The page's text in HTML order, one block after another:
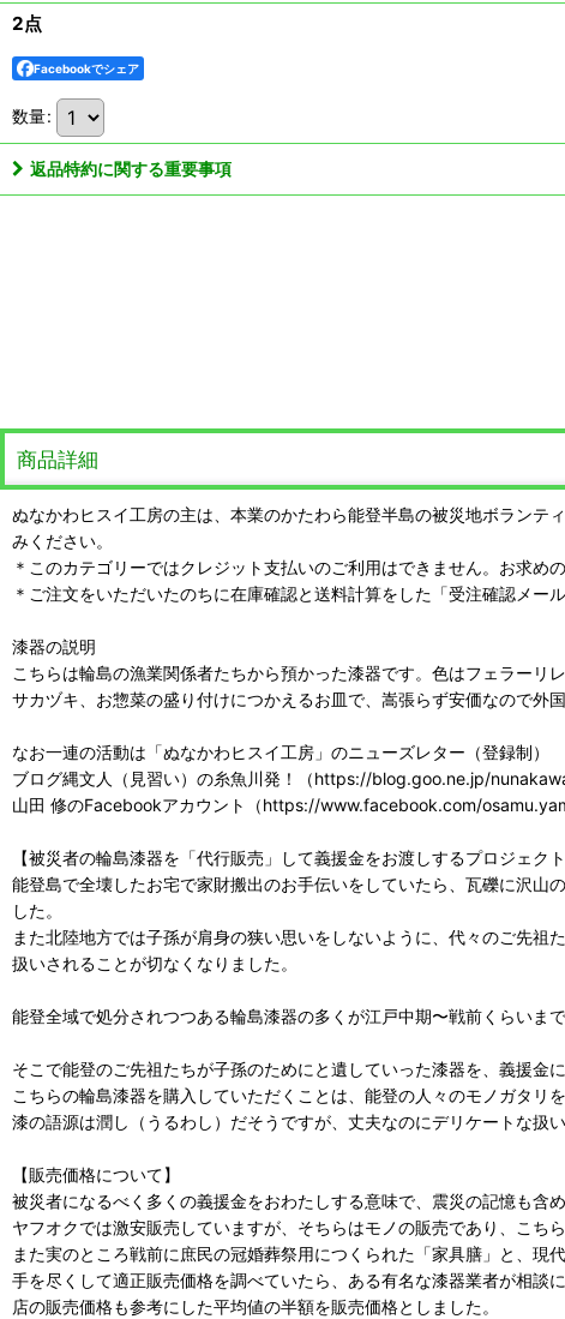
2点
Facebookでシェア
数量:
返品特約に関する重要事項
商品詳細
ぬなかわヒスイ工房の主は、本業のかたわら能登半島の被災地ボラン
みください。
＊このカテゴリーではクレジット支払いのご利用はできません。お求め
＊ご注文をいただいたのちに在庫確認と送料計算をした「受注確認メー
漆器の説明
こちらは輪島の漁業関係者たちから預かった漆器です。色はフェラーリ
サカヅキ、お惣菜の盛り付けにつかえるお皿で、嵩張らず安価なので外
なお一連の活動は「ぬなかわヒスイ工房」のニューズレター（登録制）
ブログ縄文人（見習い）の糸魚川発！（https://blog.goo.ne.jp/
山田 修のFacebookアカウント（https://www.facebook.com/
【被災者の輪島漆器を「代行販売」して義援金をお渡しするプロジェク
能登島で全壊したお宅で家財搬出のお手伝いをしていたら、瓦礫に沢山
した。
また北陸地方では子孫が肩身の狭い思いをしないように、代々のご先
扱いされることが切なくなりました。
能登全域で処分されつつある輪島漆器の多くが江戸中期〜戦前くらいま
そこで能登のご先祖たちが子孫のためにと遺していった漆器を、義援金
こちらの輪島漆器を購入していただくことは、能登の人々のモノガタリ
漆の語源は潤し（うるわし）だそうですが、丈夫なのにデリケートな扱
【販売価格について】
被災者になるべく多くの義援金をおわたしする意味で、震災の記憶も含
ヤフオクでは激安販売していますが、そちらはモノの販売であり、こち
また実のところ戦前に庶民の冠婚葬祭用につくられた「家具膳」と、現
手を尽くして適正販売価格を調べていたら、ある有名な漆器業者が相
店の販売価格も参考にした平均値の半額を販売価格としました。